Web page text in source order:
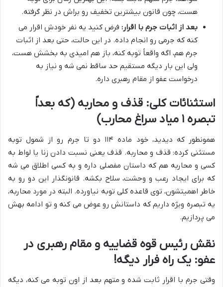
هست، چون قانون بیشترین تخفیف رو براش در نظر گرفته.
بعد از اثبات جرم با اقرار: فرض کنید یه نفر خودش اقرار می
کنه که جرمی رو انجام داده. در این حالت، حتی بعد از اثبات
جرم هم، اگه واقعاً توبه کنه، باز هم امیدی به بخشش هست،
ولی این بار دیگه مستقیم حد ساقط نمی شه و نیاز به
درخواست عفو از مقام رهبری داره.
استثنائات کلی: قذف و محاربه (که بعداً
تبصره ۱ میاد سراغ محارب)
همونطور که دیدید، خود ماده ۱۱۴ دو تا جرم رو از شمول توبه
مستثنی کرده: قذف و محاربه. قذف یعنی نسبت دادن زنا یا لواط به
کسی و محاربه هم که داستان مفصلی داره و به کسی اطلاق می شه
که برای ایجاد رعب و وحشت، سلاح بکشه. قانونگذار این دو رو به
خاطر اهمیتشون، توی قاعده کلی توبه نیاورده. البته در مورد محاربه،
یه تبصره ویژه داریم که داستانش رو عوض می کنه و تو ادامه بهش
می پردازیم.
نقش رئیس قوه قضاییه و مقام رهبری در
عفو: یک راه فرار دیگه!
وقتی جرم با اقرار ثابت شده و متهم بعد از اون توبه می کنه، دیگه